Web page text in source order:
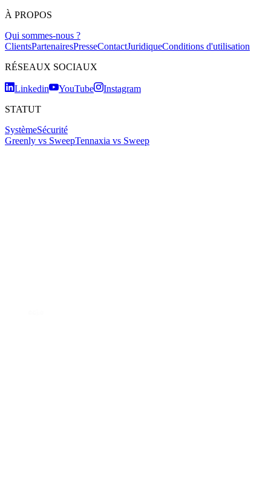
À PROPOS
Qui sommes-nous ?
ClientsPartenairesPresseContactJuridiqueConditions d'utilisation
RÉSEAUX SOCIAUX
Linkedin YouTube
Instagram
STATUT
SystèmeSécurité
Greenly vs SweepTennaxia vs Sweep